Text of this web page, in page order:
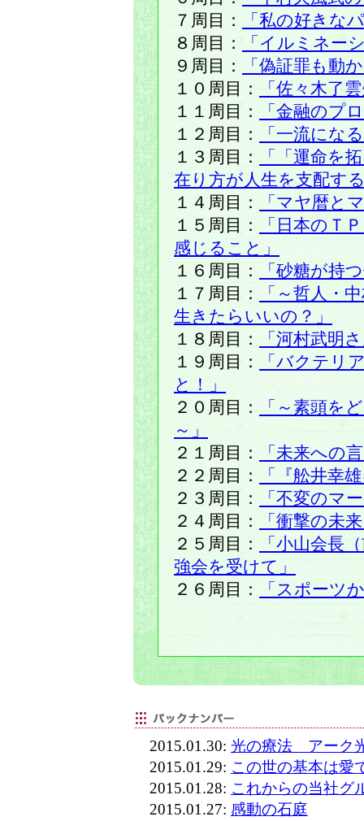
７周目：
「私の好きな
８周目：
「イルミネー
９周目：
「偽証罪も動
１０周目：
「佐々木了
１１周目：
「金融のプ
１２周目：
「一流にな
１３周目：
「「運命を
在り方が人生を支配す
１４周目：
「マヤ暦と
１５周目：
「日本のＴ
感じること」
１６周目：
「砂糖が持
１７周目：
「～哲人・
生きたらいいの？」
１８周目：
「河村武明
１９周目：
「バクテリ
と！」
２０周目：
「～素頭を
～」
２１周目：
「未来への
２２周目：
「『舩井幸
２３周目：
「不変のマ
２４周目：
「衝撃の未
２５周目：
「小山会長
強会を受けて」
２６周目：
「スポーツ
2015.01.30: 光の療法 アーク
2015.01.29: この世の基本は愛
2015.01.28: これからの当社グ
2015.01.27: 感動の石庭